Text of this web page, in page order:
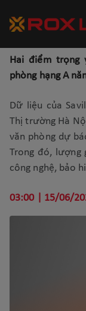
Hai điểm trọng
phòng hạng A
Dữ liệu của
Thị trường Hà
văn phòng dự
Trong đó, lượng
công nghệ, bảo
03:00 | 15/06/